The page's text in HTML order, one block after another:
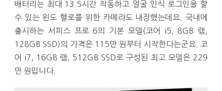
배터리는 최대 13.5시간 작동하고 얼굴 인식 로그인을 할
수 있는 윈도 헬로를 위한 카메라도 내장했는데요. 국내에
출시하는 서피스 프로 6의 기본 모델(코어 i5, 8GB 램,
128GB SSD)의 가격은 115만 원부터 시작한다는군요. 코
어 i7, 16GB 램, 512GB SSD로 구성된 최고 모델은 229
만 원입니다.